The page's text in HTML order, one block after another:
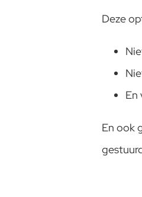
Deze
En
En ook